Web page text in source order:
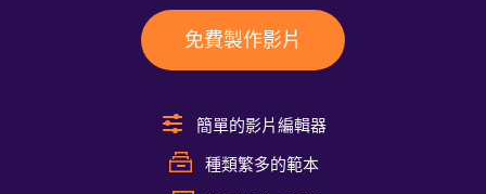
免費製作影片
簡單的影片編輯器
種類繁多的範本